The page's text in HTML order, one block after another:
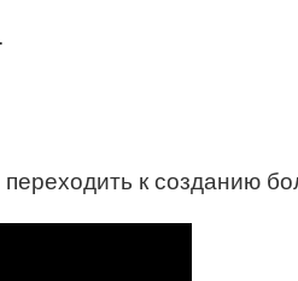
к созданию